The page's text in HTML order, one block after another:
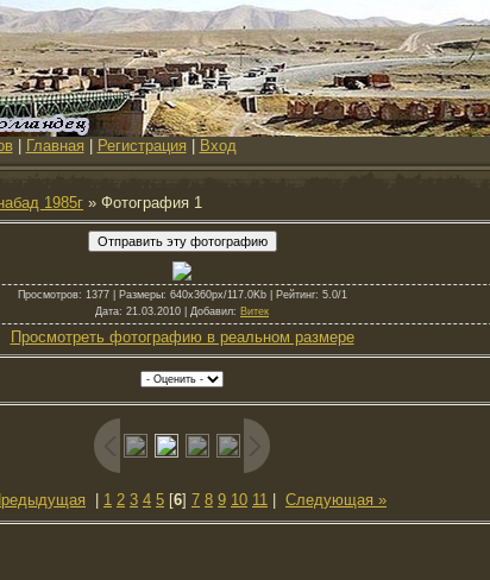
| Главная Регистрация Вход
1985г » Фотография 1
Просмотров: 1377 | Размеры: 640x360px/117.0Kb | Рейтинг: 5.0/1
Дата: 21.03.2010 | Добавил: Витек
Просмотреть фотографию в реальном размере
1 2 3 4 5 [6] 7 8 9 10 11 Следующая »